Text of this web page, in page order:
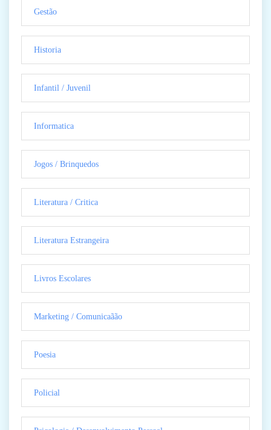
Gestão
Historia
Infantil / Juvenil
Informatica
Jogos / Brinquedos
Literatura / Critica
Literatura Estrangeira
Livros Escolares
Marketing / Comunicaãão
Poesia
Policial